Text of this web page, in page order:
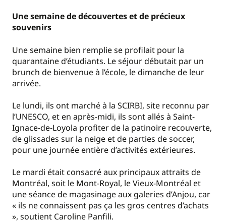
Une semaine de découvertes et de précieux
souvenirs
Une semaine bien remplie se profilait pour la
quarantaine d’étudiants. Le séjour débutait par un
brunch de bienvenue à l’école, le dimanche de leur
arrivée.
Le lundi, ils ont marché à la SCIRBI, site reconnu par
l’UNESCO, et en après-midi, ils sont allés à Saint-
Ignace-de-Loyola profiter de la patinoire recouverte,
de glissades sur la neige et de parties de soccer,
pour une journée entière d’activités extérieures.
Le mardi était consacré aux principaux attraits de
Montréal, soit le Mont-Royal, le Vieux-Montréal et
une séance de magasinage aux galeries d’Anjou, car
« ils ne connaissent pas ça les gros centres d’achats
», soutient Caroline Panfili.